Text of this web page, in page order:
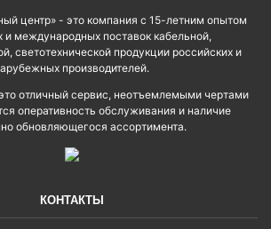
центр» - это компания с 15-летним опытом
и международных поставок кабельной,
светотехнической продукции российских и
производителей.
отличный сервис, неотъемлемыми чертами
оперативность обслуживания и наличие
обновляющегося ассортимента.
КОНТАКТЫ